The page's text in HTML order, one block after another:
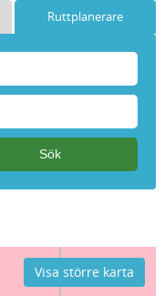
Ruttplanerare
Visa större karta